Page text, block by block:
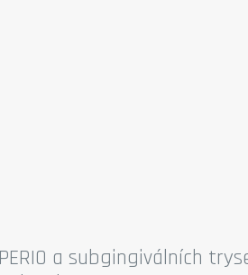
a subgingiválních